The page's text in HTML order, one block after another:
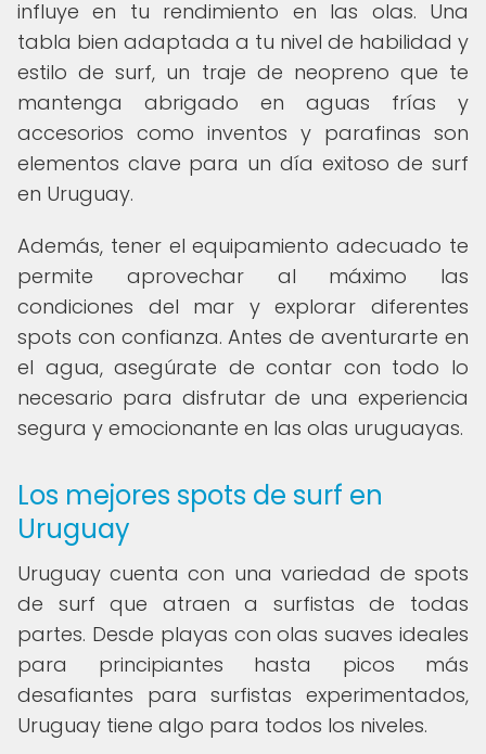
influye en tu rendimiento en las olas. Una
tabla bien adaptada a tu nivel de habilidad y
estilo de surf, un traje de neopreno que te
mantenga abrigado en aguas frías y
accesorios como inventos y parafinas son
elementos clave para un día exitoso de surf
en Uruguay.
Además, tener el equipamiento adecuado te
permite aprovechar al máximo las
condiciones del mar y explorar diferentes
spots con confianza. Antes de aventurarte en
el agua, asegúrate de contar con todo lo
necesario para disfrutar de una experiencia
segura y emocionante en las olas uruguayas.
Los mejores spots de surf en
Uruguay
Uruguay cuenta con una variedad de spots
de surf que atraen a surfistas de todas
partes. Desde playas con olas suaves ideales
para principiantes hasta picos más
desafiantes para surfistas experimentados,
Uruguay tiene algo para todos los niveles.